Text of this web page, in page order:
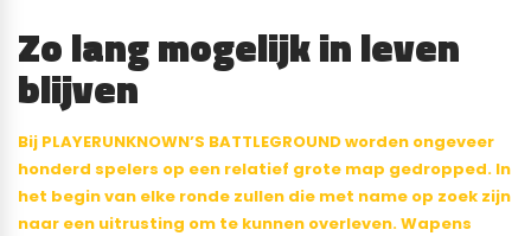
Zo lang mogelijk in leven
blijven
Bij PLAYERUNKNOWN’S BATTLEGROUND worden ongeveer
honderd spelers op een relatief grote map gedropped. In
het begin van elke ronde zullen die met name op zoek zijn
naar een uitrusting om te kunnen overleven. Wapens